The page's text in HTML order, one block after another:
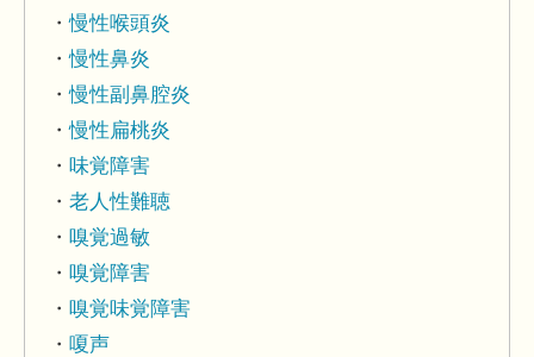
慢性喉頭炎
慢性鼻炎
慢性副鼻腔炎
慢性扁桃炎
味覚障害
老人性難聴
嗅覚過敏
嗅覚障害
嗅覚味覚障害
嗄声